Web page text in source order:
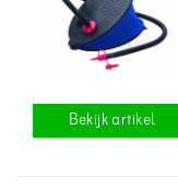
Bekijk artikel